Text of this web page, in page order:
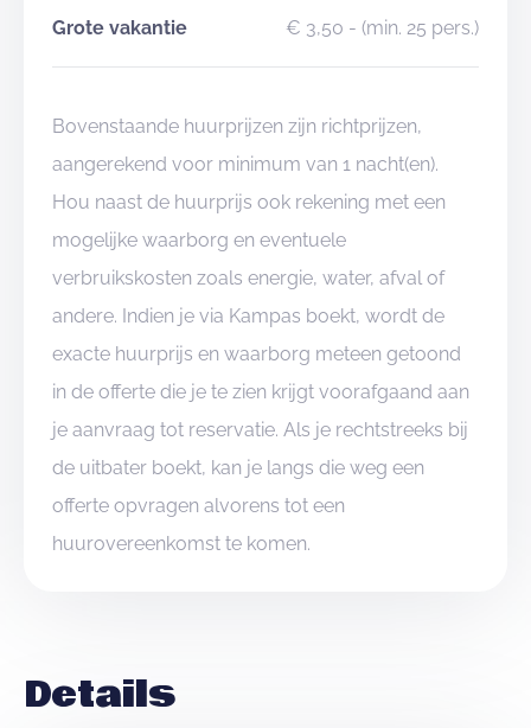
Grote vakantie € 3,50 - (min. 25 pers.)
Bovenstaande huurprijzen zijn richtprijzen,
aangerekend voor minimum van 1 nacht(en).
Hou naast de huurprijs ook rekening met een
mogelijke waarborg en eventuele
verbruikskosten zoals energie, water, afval of
andere. Indien je via Kampas boekt, wordt de
exacte huurprijs en waarborg meteen getoond
in de offerte die je te zien krijgt voorafgaand aan
je aanvraag tot reservatie. Als je rechtstreeks bij
de uitbater boekt, kan je langs die weg een
offerte opvragen alvorens tot een
huurovereenkomst te komen.
Details